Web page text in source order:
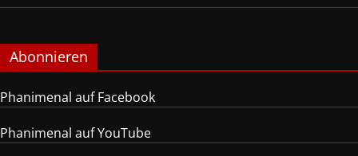
Abonnieren
Phanimenal auf Facebook
Phanimenal auf YouTube